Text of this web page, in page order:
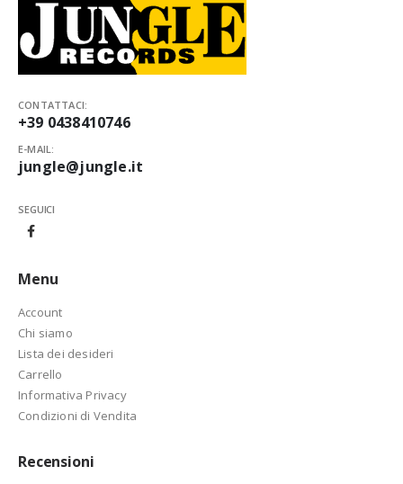
CONTATTACI:
+39 0438410746
E-MAIL:
jungle@jungle.it
SEGUICI
Menu
Account
Chi siamo
Lista dei desideri
Carrello
Informativa Privacy
Condizioni di Vendita
Recensioni